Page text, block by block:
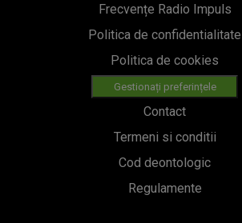
Frecvențe Radio Impuls
Politica de confidentialitate
Politica de cookies
Gestionați preferințele
Contact
Termeni si conditii
Cod deontologic
Regulamente